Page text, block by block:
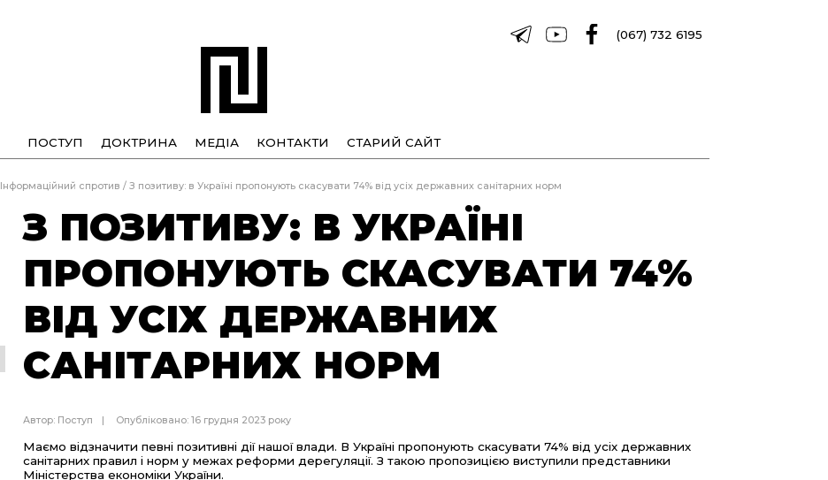
(067) 732 6195
ПОСТУП ДОКТРИНА МЕДІА КОНТАКТИ СТАРИЙ САЙТ
Інформаційний спротив / З позитиву: в Україні пропонують скасувати 74% від усіх державних санітарних норм
З ПОЗИТИВУ: В УКРАЇНІ
ПРОПОНУЮТЬ СКАСУВАТИ 74%
ВІД УСІХ ДЕРЖАВНИХ
САНІТАРНИХ НОРМ
Автор: Поступ Опубліковано: 16 грудня 2023 року
Маємо відзначити певні позитивні дії нашої влади. В Україні пропонують скасувати 74% від усіх державних
санітарних правил і норм у межах реформи дерегуляції. З такою пропозицією виступили представники
Міністерства економіки України.